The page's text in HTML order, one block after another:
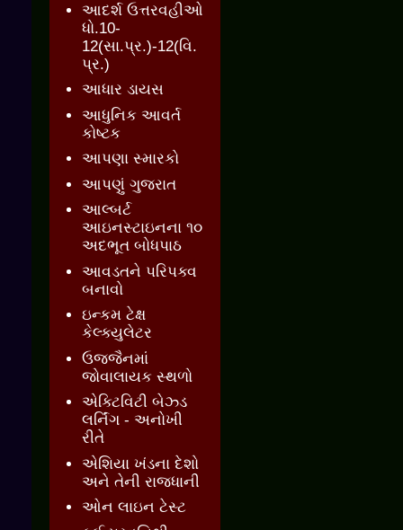
આદર્શ ઉત્તરવહીઓ
ધો.10-
12(સા.પ્ર.)-12(વિ.
પ્ર.)
આધાર ડાયસ
આધુનિક આવર્ત
કોષ્ટક
આપણા સ્મારકો
આપણું ગુજરાત
આલ્બર્ટ
આઇનસ્ટાઇનના ૧૦
અદભૂત બોધપાઠ
આવડતને પરિપક્વ
બનાવો
ઇન્કમ ટેક્ષ
કેલ્ક્યુલેટર
ઉજ્જૈનમાં
જોવાલાયક સ્થળો
એક્ટિવિટી બેઝ્ડ
લર્નિંગ - અનોખી
રીતે
એશિયા ખંડના દેશો
અને તેની રાજધાની
ઓન લાઇન ટેસ્ટ